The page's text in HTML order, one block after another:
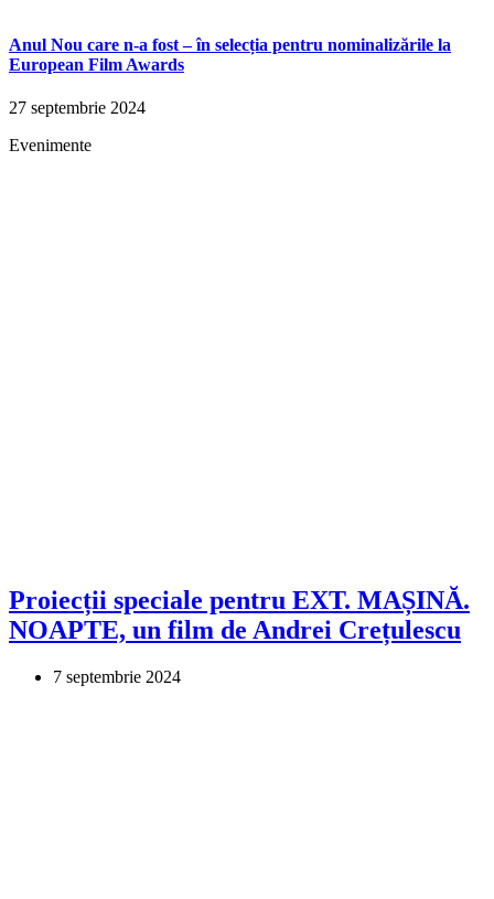
Anul Nou care n-a fost – în selecția pentru nominalizările la
European Film Awards
27 septembrie 2024
Evenimente
Proiecții speciale pentru EXT. MAȘINĂ.
NOAPTE, un film de Andrei Crețulescu
7 septembrie 2024